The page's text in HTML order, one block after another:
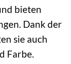
bieten
Dank der
sie auch
Farbe.